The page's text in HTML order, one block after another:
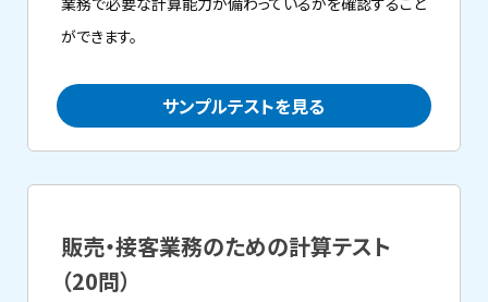
ができます。
サンプルテストを見る
販売・接客業務のための計算テスト
（20問）